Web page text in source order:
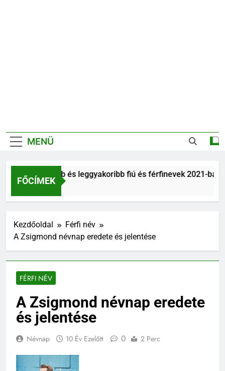
MENÜ
FŐCÍMEK
Legnépszerűbb és leggyakoribb fiú és férfinevek 2021-ban
6 Év Ezelőtt
Kezdőoldal
Férfi név
A Zsigmond névnap eredete és jelentése
FÉRFI NÉV
A Zsigmond névnap eredete
és jelentése
Névnap 10 Év Ezelőtt 0 2 Perc